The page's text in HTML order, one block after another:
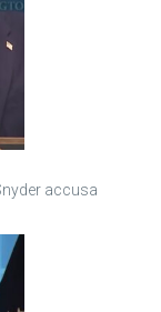
accusa